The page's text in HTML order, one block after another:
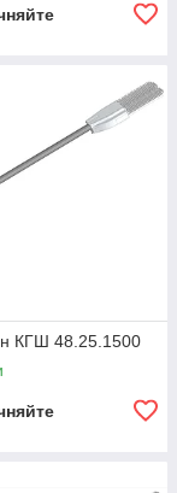
КГШ 48.25.1500